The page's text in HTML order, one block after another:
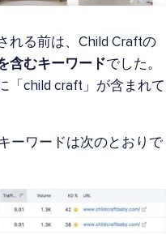
れる前は、Child Craftの
含むキーワードでした。
「child craft」が含まれて
ーワードは次のとおりで